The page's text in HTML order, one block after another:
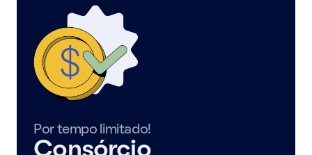
Por tempo limitado!